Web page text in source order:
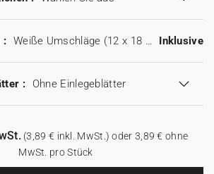
: Weiße Umschläge (12 x 18 cm) Inklusive
: Ohne Einlegeblätter
(3,89 € inkl. MwSt.) oder 3,89 € ohne
MwSt. pro Stück